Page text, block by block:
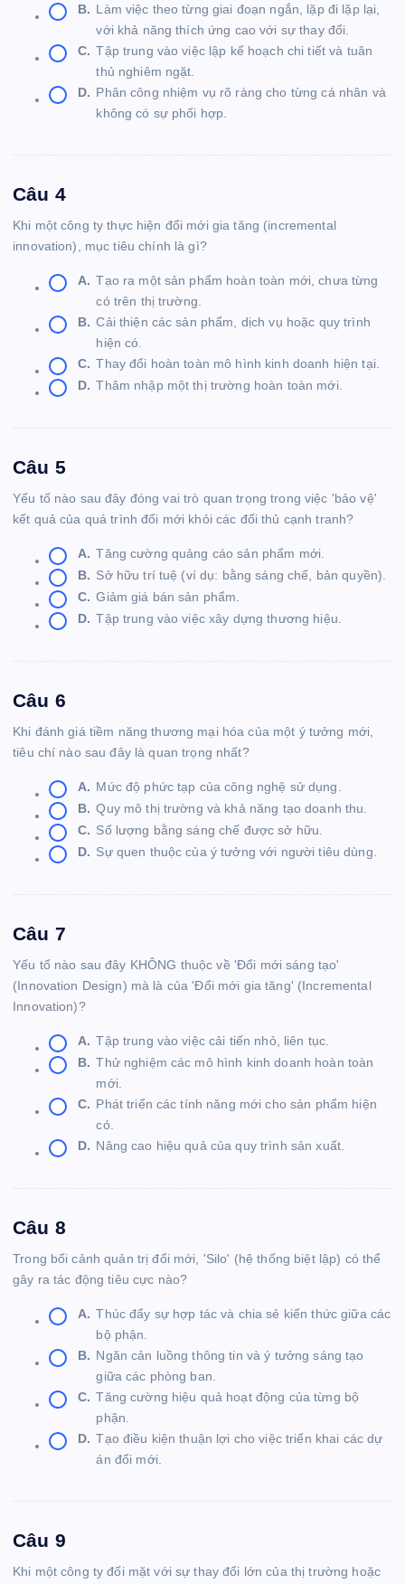
B. Làm việc theo từng giai đoạn ngắn, lặp đi lặp lại,
với khả năng thích ứng cao với sự thay đổi.
C. Tập trung vào việc lập kế hoạch chi tiết và tuân
thủ nghiêm ngặt.
D. Phân công nhiệm vụ rõ ràng cho từng cá nhân và
không có sự phối hợp.
Câu 4
Khi một công ty thực hiện đổi mới gia tăng (incremental
innovation), mục tiêu chính là gì?
A. Tạo ra một sản phẩm hoàn toàn mới, chưa từng
có trên thị trường.
B. Cải thiện các sản phẩm, dịch vụ hoặc quy trình
hiện có.
C. Thay đổi hoàn toàn mô hình kinh doanh hiện tại.
D. Thâm nhập một thị trường hoàn toàn mới.
Câu 5
Yếu tố nào sau đây đóng vai trò quan trọng trong việc 'bảo vệ'
kết quả của quá trình đổi mới khỏi các đối thủ cạnh tranh?
A. Tăng cường quảng cáo sản phẩm mới.
B. Sở hữu trí tuệ (ví dụ: bằng sáng chế, bản quyền).
C. Giảm giá bán sản phẩm.
D. Tập trung vào việc xây dựng thương hiệu.
Câu 6
Khi đánh giá tiềm năng thương mại hóa của một ý tưởng mới,
tiêu chí nào sau đây là quan trọng nhất?
A. Mức độ phức tạp của công nghệ sử dụng.
B. Quy mô thị trường và khả năng tạo doanh thu.
C. Số lượng bằng sáng chế được sở hữu.
D. Sự quen thuộc của ý tưởng với người tiêu dùng.
Câu 7
Yếu tố nào sau đây KHÔNG thuộc về 'Đổi mới sáng tạo'
(Innovation Design) mà là của 'Đổi mới gia tăng' (Incremental
Innovation)?
A. Tập trung vào việc cải tiến nhỏ, liên tục.
B. Thử nghiệm các mô hình kinh doanh hoàn toàn
mới.
C. Phát triển các tính năng mới cho sản phẩm hiện
có.
D. Nâng cao hiệu quả của quy trình sản xuất.
Câu 8
Trong bối cảnh quản trị đổi mới, 'Silo' (hệ thống biệt lập) có thể
gây ra tác động tiêu cực nào?
A. Thúc đẩy sự hợp tác và chia sẻ kiến thức giữa các
bộ phận.
B. Ngăn cản luồng thông tin và ý tưởng sáng tạo
giữa các phòng ban.
C. Tăng cường hiệu quả hoạt động của từng bộ
phận.
D. Tạo điều kiện thuận lợi cho việc triển khai các dự
án đổi mới.
Câu 9
Khi một công ty đối mặt với sự thay đổi lớn của thị trường hoặc